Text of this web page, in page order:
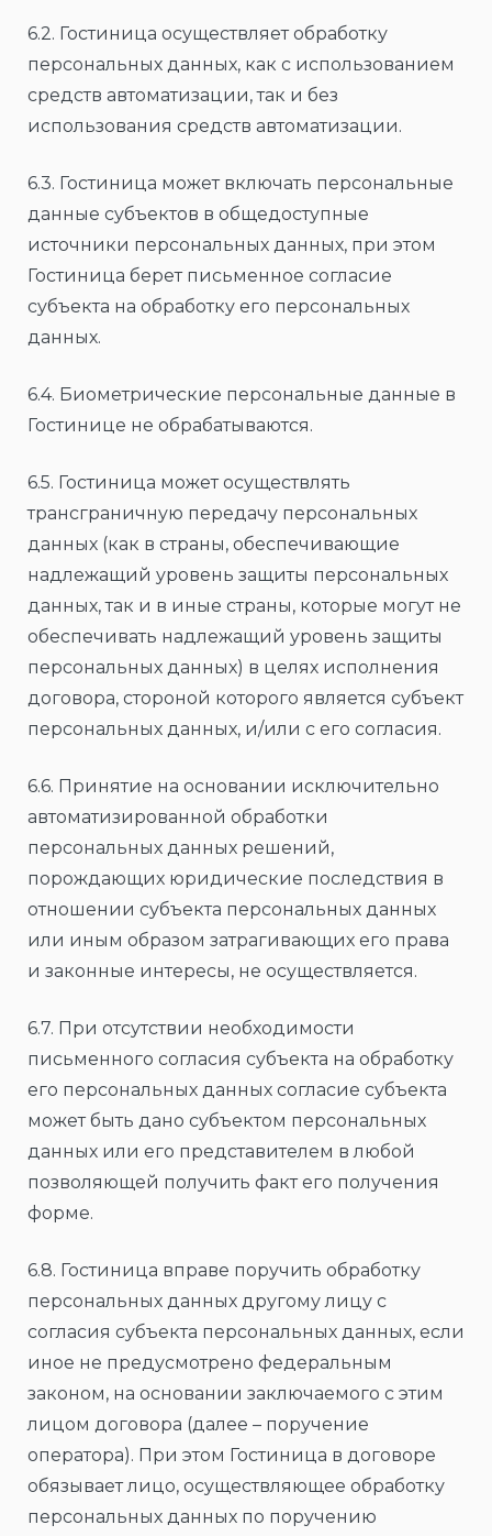
6.2. Гостиница осуществляет обработку
персональных данных, как с использованием
средств автоматизации, так и без
использования средств автоматизации.
6.3. Гостиница может включать персональные
данные субъектов в общедоступные
источники персональных данных, при этом
Гостиница берет письменное согласие
субъекта на обработку его персональных
данных.
6.4. Биометрические персональные данные в
Гостинице не обрабатываются.
6.5. Гостиница может осуществлять
трансграничную передачу персональных
данных (как в страны, обеспечивающие
надлежащий уровень защиты персональных
данных, так и в иные страны, которые могут не
обеспечивать надлежащий уровень защиты
персональных данных) в целях исполнения
договора, стороной которого является субъект
персональных данных, и/или с его согласия.
6.6. Принятие на основании исключительно
автоматизированной обработки
персональных данных решений,
порождающих юридические последствия в
отношении субъекта персональных данных
или иным образом затрагивающих его права
и законные интересы, не осуществляется.
6.7. При отсутствии необходимости
письменного согласия субъекта на обработку
его персональных данных согласие субъекта
может быть дано субъектом персональных
данных или его представителем в любой
позволяющей получить факт его получения
форме.
6.8. Гостиница вправе поручить обработку
персональных данных другому лицу с
согласия субъекта персональных данных, если
иное не предусмотрено федеральным
законом, на основании заключаемого с этим
лицом договора (далее – поручение
оператора). При этом Гостиница в договоре
обязывает лицо, осуществляющее обработку
персональных данных по поручению